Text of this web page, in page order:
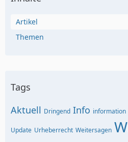
Artikel
Themen
Tags
Aktuell Dringend Info information
Update Urheberrecht Weitersagen